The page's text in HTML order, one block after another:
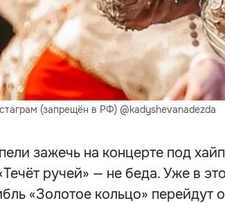
(запрещён в РФ) @kadyshevanadezda
зажечь на концерте под
ручей» — не беда. Уже в
«Золотое кольцо» перейдут